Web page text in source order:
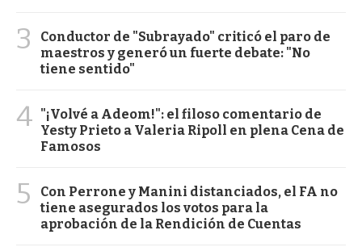
3
Conductor de "Subrayado" criticó el paro de
maestros y generó un fuerte debate: "No
tiene sentido"
4 "¡Volvé a Adeom!": el filoso comentario de
Yesty Prieto a Valeria Ripoll en plena Cena de
Famosos
5
Con Perrone y Manini distanciados, el FA no
tiene asegurados los votos para la
aprobación de la Rendición de Cuentas